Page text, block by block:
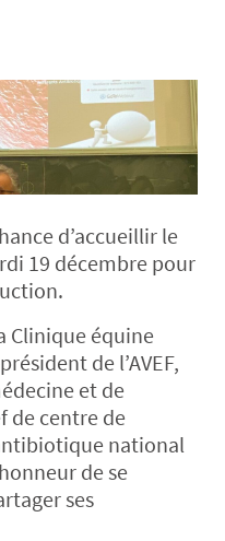
d’accueillir le
19 décembre pour
Clinique équine
de l’AVEF,
et de
de centre de
national
de se
ses